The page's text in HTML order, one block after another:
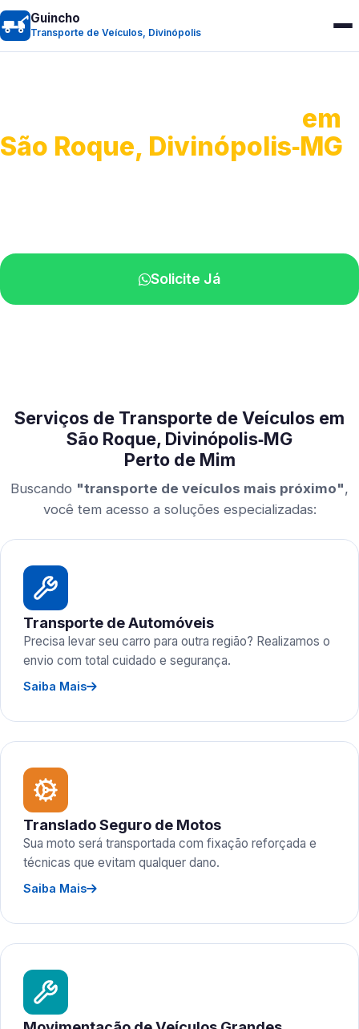
Guincho
Transporte de Veículos, Divinópolis
em
São Roque, Divinópolis‑MG
Solicite Já
Serviços de Transporte de Veículos em
São Roque, Divinópolis‑MG
Perto de Mim
Buscando "transporte de veículos mais próximo",
você tem acesso a soluções especializadas:
Transporte de Automóveis
Precisa levar seu carro para outra região? Realizamos o
envio com total cuidado e segurança.
Saiba Mais
Translado Seguro de Motos
Sua moto será transportada com fixação reforçada e
técnicas que evitam qualquer dano.
Saiba Mais